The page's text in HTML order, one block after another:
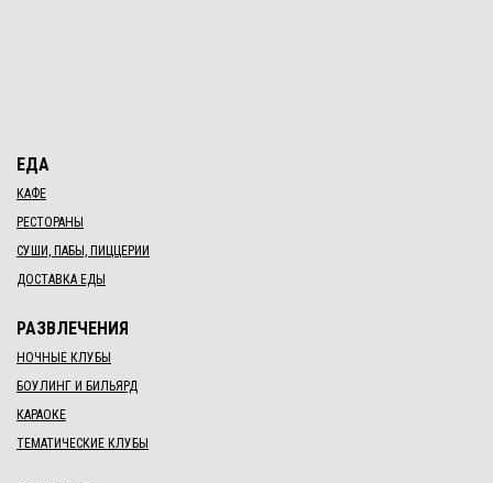
ЕДА
КАФЕ
РЕСТОРАНЫ
СУШИ, ПАБЫ, ПИЦЦЕРИИ
ДОСТАВКА ЕДЫ
РАЗВЛЕЧЕНИЯ
НОЧНЫЕ КЛУБЫ
БОУЛИНГ И БИЛЬЯРД
КАРАОКЕ
ТЕМАТИЧЕСКИЕ КЛУБЫ